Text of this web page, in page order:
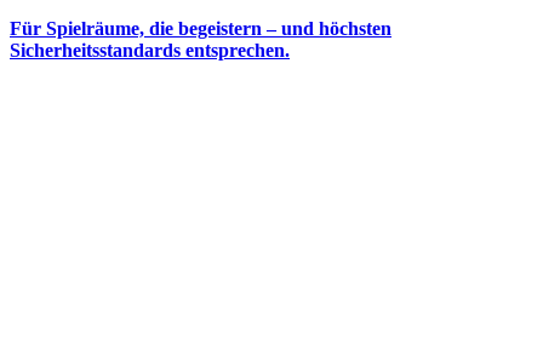
Für Spielräume, die begeistern – und höchsten
Sicherheitsstandards entsprechen.